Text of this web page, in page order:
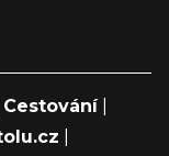
Cestování|